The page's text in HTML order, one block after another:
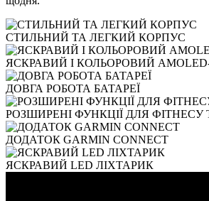
СТИЛЬНИЙ ТА ЛЕГКИЙ КОРПУС
ЯСКРАВИЙ І КОЛЬОРОВИЙ
ДОВГА РОБОТА БАТАРЕЇ
РОЗШИРЕНІ ФУНКЦІЇ ДЛЯ ФІТНЕСУ
ДОДАТОК GARMIN CONNECT
ЯСКРАВИЙ LED ЛІХТАРИК